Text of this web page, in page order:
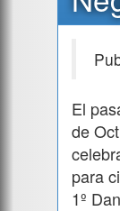
El
de
para
1º